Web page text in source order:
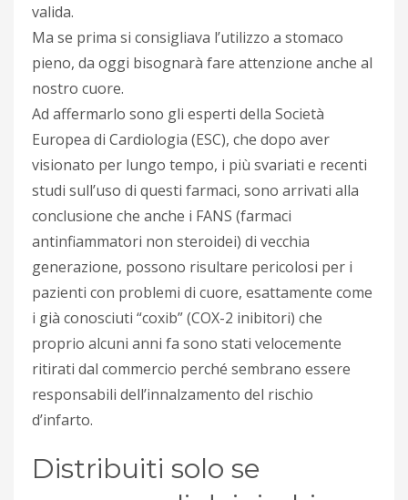
valida.
Ma se prima si consigliava l’utilizzo a stomaco
pieno, da oggi bisognarà fare attenzione anche al
nostro cuore.
Ad affermarlo sono gli esperti della Società
Europea di Cardiologia (ESC), che dopo aver
visionato per lungo tempo, i più svariati e recenti
studi sull’uso di questi farmaci, sono arrivati alla
conclusione che anche i FANS (farmaci
antinfiammatori non steroidei) di vecchia
generazione, possono risultare pericolosi per i
pazienti con problemi di cuore, esattamente come
i già conosciuti “coxib” (COX-2 inibitori) che
proprio alcuni anni fa sono stati velocemente
ritirati dal commercio perché sembrano essere
responsabili dell’innalzamento del rischio
d’infarto.
Distribuiti solo se